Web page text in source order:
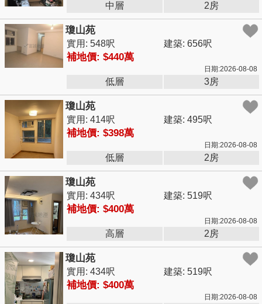
中層 2房
瓊山苑
實用: 548呎 建築: 656呎
補地價: $440萬
日期:2026-08-08
低層 3房
瓊山苑
實用: 414呎 建築: 495呎
補地價: $398萬
日期:2026-08-08
低層 2房
瓊山苑
實用: 434呎 建築: 519呎
補地價: $400萬
日期:2026-08-08
高層 2房
瓊山苑
實用: 434呎 建築: 519呎
補地價: $400萬
日期:2026-08-08